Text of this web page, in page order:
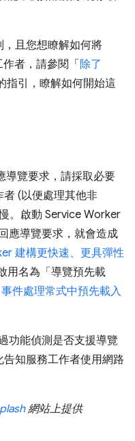
且您想瞭解如何將
者，請參閱「 除了
指引，瞭解如何開始這
導覽要求，請採取必要
(以便處理其他非
。啟動 Service Worker
應導覽要求，就會造成
建構更快速、更具彈性
用名為「導覽預先載
事件處理常式中預先載入
功能偵測是否支援導覽
知服務工作者使用網路
網站上提供